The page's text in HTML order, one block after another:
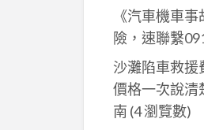
《汽車機車
險，速聯繫
沙灘陷車救援
價格一次說清
南 (4 瀏覽數)